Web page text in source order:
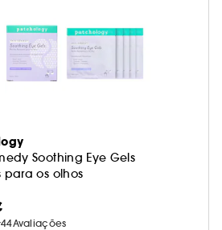
Soothing Eye Gels
para os olhos
44Avaliações